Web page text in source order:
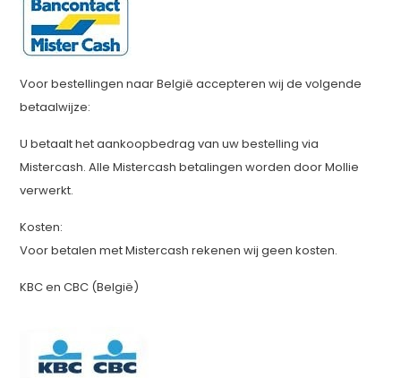
Voor bestellingen naar België accepteren wij de volgende
betaalwijze:
U betaalt het aankoopbedrag van uw bestelling via
Mistercash. Alle Mistercash betalingen worden door Mollie
verwerkt.
Kosten:
Voor betalen met Mistercash rekenen wij geen kosten.
KBC en CBC (België)